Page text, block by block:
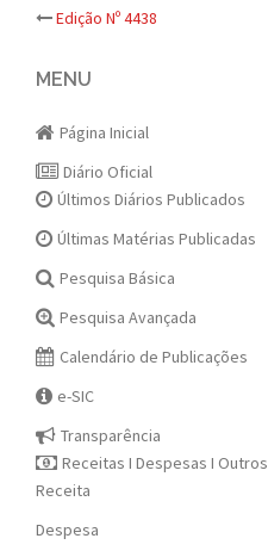
Post
navigation
Edição Nº 4438
MENU
Página Inicial
Diário Oficial
Últimos Diários Publicados
Últimas Matérias Publicadas
Pesquisa Básica
Pesquisa Avançada
Calendário de Publicações
e-SIC
Transparência
Receitas I Despesas I Outros
Receita
Despesa